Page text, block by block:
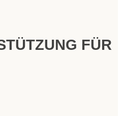
FÜR